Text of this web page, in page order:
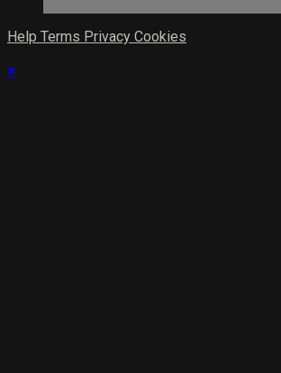
Help Terms Privacy Cookies
×